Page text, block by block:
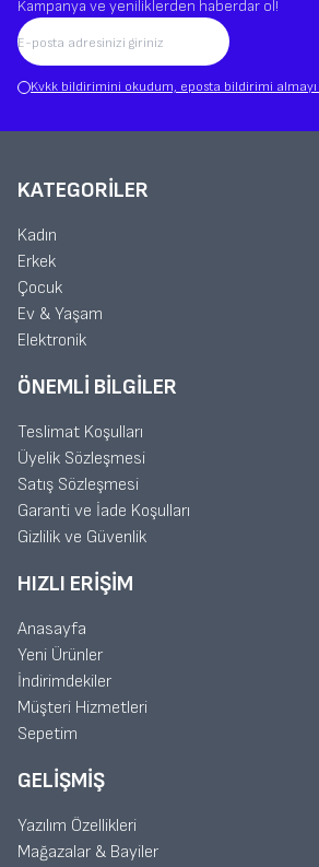
Kampanya ve yeniliklerden haberdar ol!
Kvkk bildirimini okudum, eposta bildirimi
KATEGORILER
Kadın
Erkek
Çocuk
Ev & Yaşam
Elektronik
ÖNEMLI BILGILER
Teslimat Koşulları
Üyelik Sözleşmesi
Satış Sözleşmesi
Garanti ve İade Koşulları
Gizlilik ve Güvenlik
HIZLI ERIŞIM
Anasayfa
Yeni Ürünler
İndirimdekiler
Müşteri Hizmetleri
Sepetim
GELIŞMIŞ
Yazılım Özellikleri
Mağazalar & Bayiler